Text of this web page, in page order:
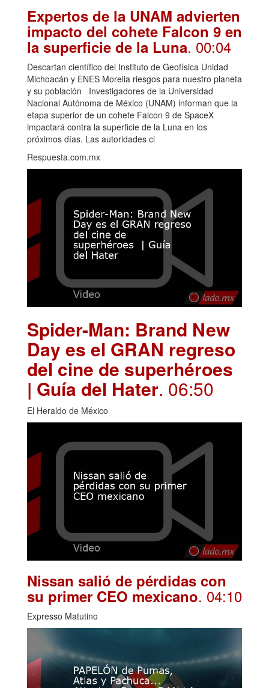
Expertos de la UNAM advierten
impacto del cohete Falcon 9 en
la superficie de la Luna. 00:04
Descartan científico del Instituto de Geofísica Unidad
Michoacán y ENES Morelia riesgos para nuestro planeta
y su población Investigadores de la Universidad
Nacional Autónoma de México (UNAM) informan que la
etapa superior de un cohete Falcon 9 de SpaceX
impactará contra la superficie de la Luna en los
próximos días. Las autoridades ci
Respuesta.com.mx
Spider-Man: Brand New
Day es el GRAN regreso
del cine de superhéroes
| Guía del Hater. 06:50
El Heraldo de México
Nissan salió de pérdidas con
su primer CEO mexicano. 04:10
Expresso Matutino